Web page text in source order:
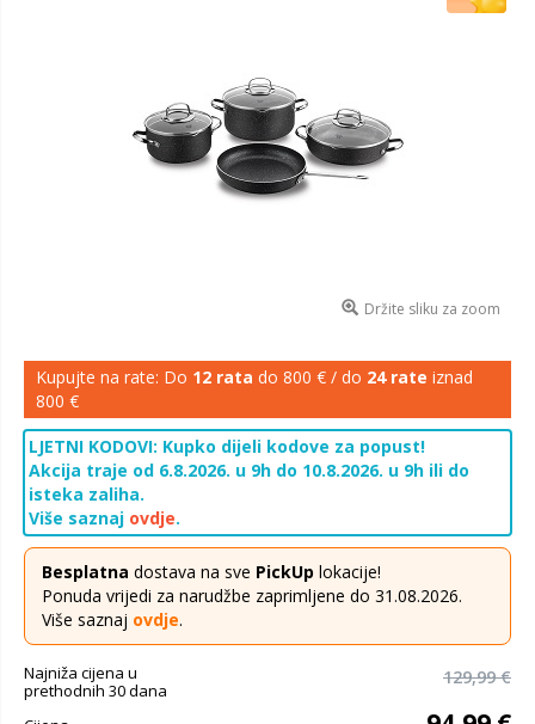
Držite sliku za zoom
Kupujte na rate: Do 12 rata do 800 € / do 24 rate iznad
800 €
LJETNI KODOVI: Kupko dijeli kodove za popust!
Akcija traje od 6.8.2026. u 9h do 10.8.2026. u 9h ili do
isteka zaliha.
Više saznaj ovdje.
Besplatna dostava na sve PickUp lokacije!
Ponuda vrijedi za narudžbe zaprimljene do 31.08.2026.
Više saznaj ovdje.
Najniža cijena u
prethodnih 30 dana
129,99 €